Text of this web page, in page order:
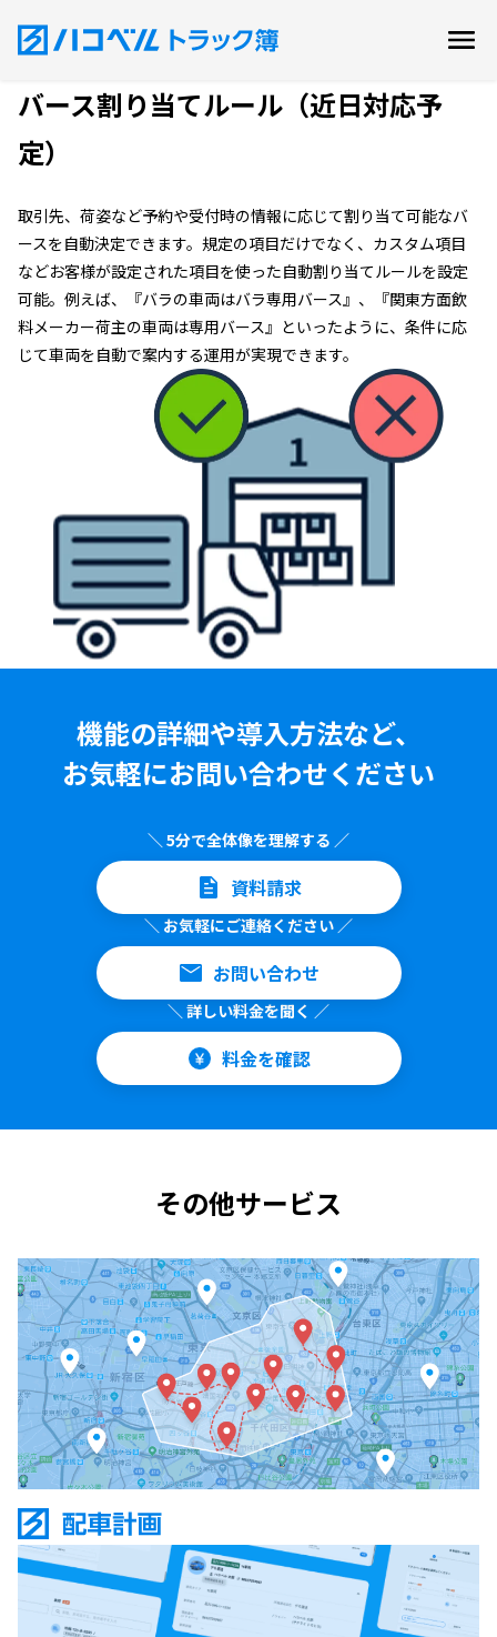
バース割り当てルール（近日対応予
定）
取引先、荷姿など予約や受付時の情報に応じて割り当て可能なバ
ースを自動決定できます。規定の項目だけでなく、カスタム項目
などお客様が設定された項目を使った自動割り当てルールを設定
可能。例えば、『バラの車両はバラ専用バース』、『関東方面飲
料メーカー荷主の車両は専用バース』といったように、条件に応
じて車両を自動で案内する運用が実現できます。
機能の詳細や導入方法など、
お気軽にお問い合わせください
＼ 5分で全体像を理解する ／
資料請求
＼ お気軽にご連絡ください ／
お問い合わせ
＼ 詳しい料金を聞く ／
料金を確認
その他サービス